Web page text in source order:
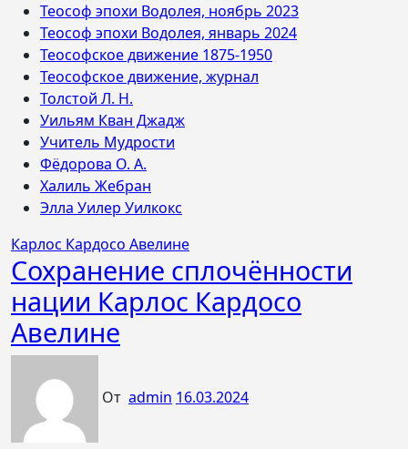
Теософ эпохи Водолея, ноябрь 2023
Теософ эпохи Водолея, январь 2024
Теософское движение 1875-1950
Теософское движение, журнал
Толстой Л. Н.
Уильям Кван Джадж
Учитель Мудрости
Фёдорова О. А.
Халиль Жебран
Элла Уилер Уилкокс
Карлос Кардосо Авелине
Сохранение сплочённости
нации Карлос Кардосо
Авелине
От admin 16.03.2024